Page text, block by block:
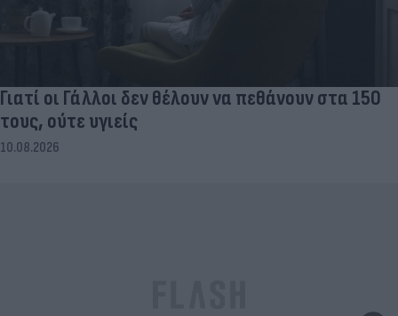
Γιατί οι Γάλλοι δεν θέλουν να πεθάνουν στα 150
τους, ούτε υγιείς
10.08.2026